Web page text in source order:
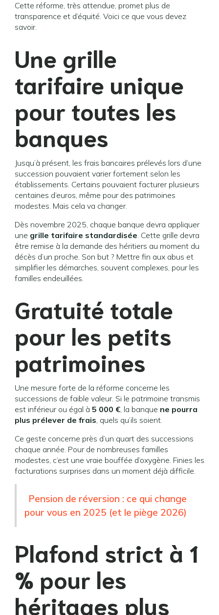
Cette réforme, très attendue, promet plus de
transparence et d’équité. Voici ce que vous devez
savoir.
Une grille
tarifaire unique
pour toutes les
banques
Jusqu’à présent, les frais bancaires prélevés lors d’une
succession pouvaient varier fortement selon les
établissements. Certains pouvaient facturer plusieurs
centaines d’euros, même pour des patrimoines
modestes. Mais cela va changer.
Dès novembre 2025, chaque banque devra appliquer
une grille tarifaire standardisée. Cette grille devra
être remise à la demande des héritiers au moment du
décès d’un proche. Son but ? Mettre fin aux abus et
simplifier les démarches, souvent complexes, pour les
familles endeuillées.
Gratuité totale
pour les petits
patrimoines
Une mesure forte de la réforme concerne les
successions de faible valeur. Si le patrimoine transmis
est inférieur ou égal à 5 000 €, la banque ne pourra
plus prélever de frais, quels qu’ils soient.
Ce geste concerne près d’un quart des successions
chaque année. Pour de nombreuses familles
modestes, c’est une vraie bouffée d’oxygène. Finies les
facturations surprises dans un moment déjà difficile.
Pension de réversion : ce qui change
pour vous en 2025 (et le piège 2026)
Plafond strict à 1
% pour les
héritages plus